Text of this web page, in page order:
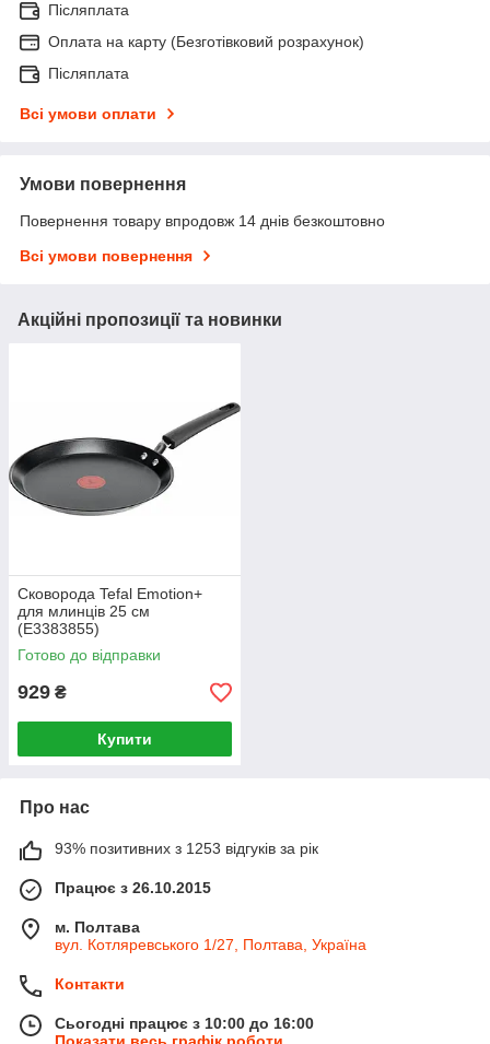
Післяплата
Оплата на карту (Безготівковий розрахунок)
Післяплата
Всі умови оплати
Умови повернення
Повернення товару впродовж 14 днів безкоштовно
Всі умови повернення
Акційні пропозиції та новинки
Сковорода Tefal Emotion+
для млинців 25 см
(E3383855)
Готово до відправки
929 ₴
Купити
Про нас
93% позитивних з 1253 відгуків за рік
Працює з 26.10.2015
м. Полтава
вул. Котляревського 1/27, Полтава, Україна
Контакти
Сьогодні працює з 10:00 до 16:00